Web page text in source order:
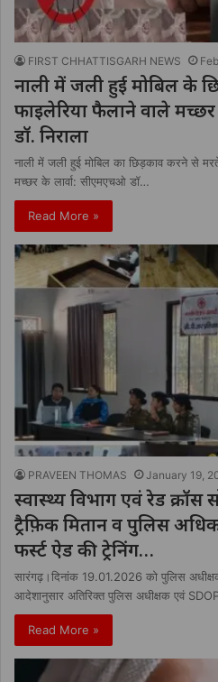
FIRST CHHATTISGARH NEWS
नाली में जली हुई मोबिल के
फाइलेरिया फैलाने वाले
डॉ. निराला
नाली में जली हुई मोबिल का छिड़काव करने से
मच्छर के लार्वा: सीएमएचओ डॉ…
Read More »
PRAVEEN THOMAS January 19,
स्वास्थ्य विभाग एवं रेड क्रॉस
ट्रैफ़िक मितान व पुलिस
फर्स्ट ऐड की ट्रेनिंग…
सारंगढ़।दिनांक 19.01.2026 को पुलिस
आदेशानुसार अतिरिक्त पुलिस अधीक्षक एवं
Read More »